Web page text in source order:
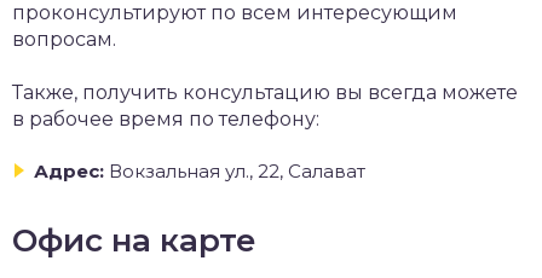
проконсультируют по всем интересующим
вопросам.
Также, получить консультацию вы всегда можете
в рабочее время по телефону:
Адрес: Вокзальная ул., 22, Салават
Офис на карте